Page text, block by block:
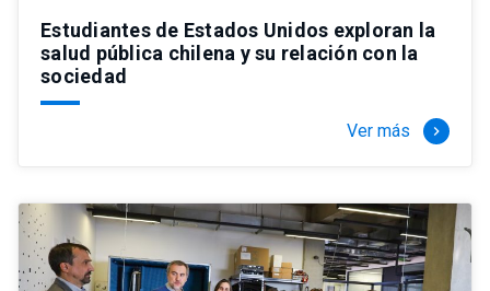
Estudiantes de Estados Unidos exploran la
salud pública chilena y su relación con la
sociedad
Ver más keyboard_arrow_right